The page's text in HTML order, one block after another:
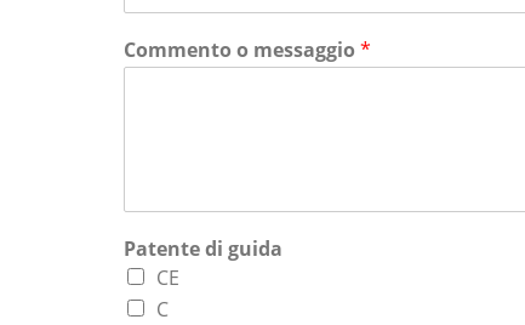
Commento o messaggio *
Patente di guida
CE
C